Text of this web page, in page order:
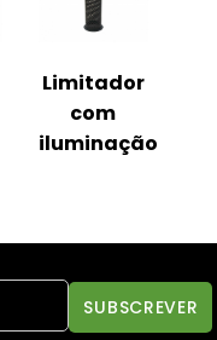
Limitador
com
iluminação